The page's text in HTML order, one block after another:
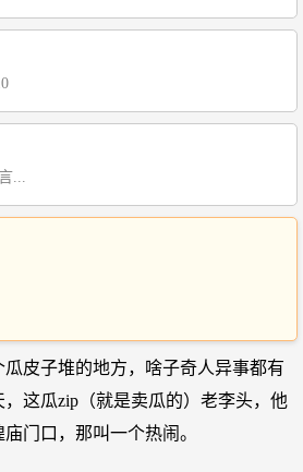
...
皮子堆的地方，啥子奇人异事都有
这瓜zip（就是卖瓜的）老李头，他
门口，那叫一个热闹。